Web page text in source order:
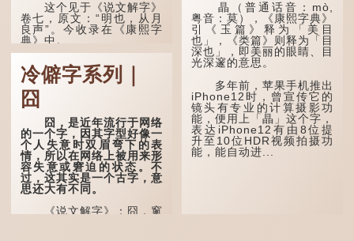
这个见于《说文解字》
卷七，原文：“明也，从月
良声”。今收录在《康熙字
典》中。
这个字，用法颇多。
“朤朤干坤，舍我其
谁。”干坤是《周易》中的
两个卦名，这里指天地、宇
宙等，形容政治清明，天下
太平！
“天空朤朤，任鸟儿高
飞。”也是指天清气明，鸟
儿可高飞。
“朤朤脆脆”就是形容办
事爽快干脆。我...
冷僻字系列｜
囧
囧，是近年流行于网络
的一个字，因其字型好像一
个人失意时双眉弯下的表
情，所以在网络上被用来形
容失意或窘迫的状态。不
过，这其实是一个古字，意
思还大有不同。
《说文解字》：囧，窻
瞐（普通话音：mò,
粤音：莫），《康熙字典》
引《玉篇》释为「美目
也」，《类篇》则释为「目
深也」，即美丽的眼睛、目
光深邃的意思。
多年前，苹果手机推出
iPhone12时，曾宣传它的
镜头有专业的计算摄影功
能，便用上「瞐」这个字，
表达iPhone12有由8位提
升至10位HDR视频拍摄功
能，能自动进...